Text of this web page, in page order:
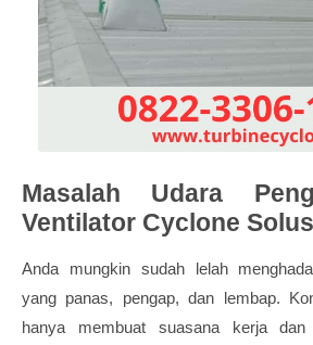
Masalah Udara
Ventilator Cyclone
Anda mungkin sudah lelah
yang panas, pengap, dan lembap.
hanya membuat suasana kerja dan